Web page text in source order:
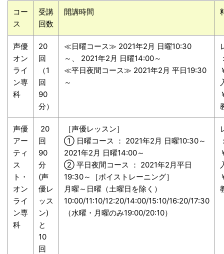
コー
ス
受講
回数
開講時間
声優
オン
ライ
ン専
科
20
回
（1
回
90
分）
≪日曜コース≫ 2021年2月 日曜10:30
～、 2021年2月 日曜14:00～
≪平日夜間コース≫ 2021年2月 平日19:30
～
声優
アー
ティ
ス
ト・
オン
ライ
ン専
科
20
回
90
分
(声
優レ
ッス
ン)
と
10
回
［声優レッスン］
① 日曜コース ： 2021年2月 日曜10:30～
2021年2月 日曜14:00～
② 平日夜間コース ： 2021年2月平日
19:30～［ボイストレーニング］
月曜～日曜（土曜日を除く）
10:00/11:10/12:20/14:00/15:10/16:20/17:30
（水曜・月曜のみ19:00/20:10）